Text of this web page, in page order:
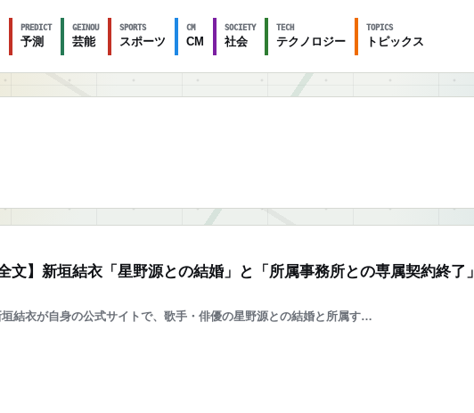
PREDICT
予測
GEINOU
芸能
SPORTS
スポーツ
CM
CM
SOCIETY
社会
TECH
テクノロジー
TOPICS
トピックス
文】新垣結衣「星野源との結婚」と「所属事務所との専属契約終了」
結衣が自身の公式サイトで、歌手・俳優の星野源との結婚と所属す…